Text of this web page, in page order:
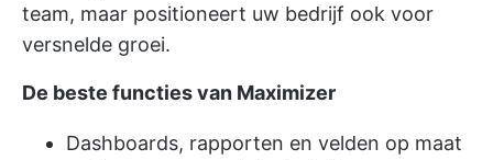
team, maar positioneert uw bedrijf ook voor
versnelde groei.
De beste functies van Maximizer
Dashboards, rapporten en velden op maat